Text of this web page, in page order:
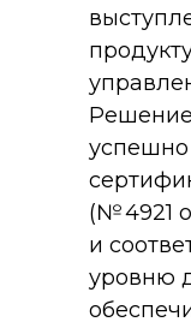
Решение
(№ 4921
и
уровню